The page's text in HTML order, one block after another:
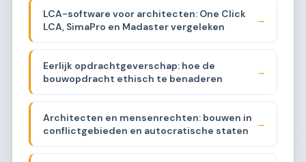
LCA-software voor architecten: One Click
LCA, SimaPro en Madaster vergeleken
→
Eerlijk opdrachtgeverschap: hoe de
bouwopdracht ethisch te benaderen
→
Architecten en mensenrechten: bouwen in
conflictgebieden en autocratische staten
→